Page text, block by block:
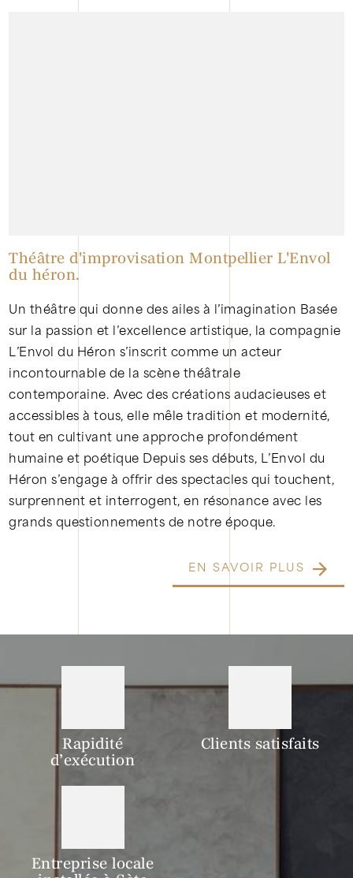
Théâtre d'improvisation Montpellier L'Envol
du héron.
Un théâtre qui donne des ailes à l’imagination Basée
sur la passion et l’excellence artistique, la compagnie
L’Envol du Héron s’inscrit comme un acteur
incontournable de la scène théâtrale
contemporaine. Avec des créations audacieuses et
accessibles à tous, elle mêle tradition et modernité,
tout en cultivant une approche profondément
humaine et poétique Depuis ses débuts, L’Envol du
Héron s’engage à offrir des spectacles qui touchent,
surprennent et interrogent, en résonance avec les
grands questionnements de notre époque.
EN SAVOIR PLUS
Rapidité
d’exécution
Clients satisfaits
Entreprise locale